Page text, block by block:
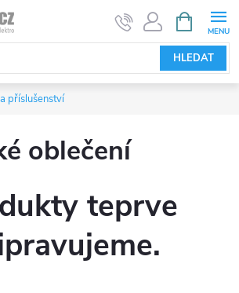
HLEDAT
NÁKUPNÍ
KOŠÍK
příslušenství
oblečení
teprve